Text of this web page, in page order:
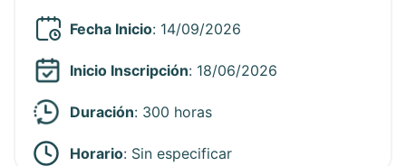
Fecha Inicio: 14/09/2026
Inicio Inscripción: 18/06/2026
Duración: 300 horas
Horario: Sin especificar